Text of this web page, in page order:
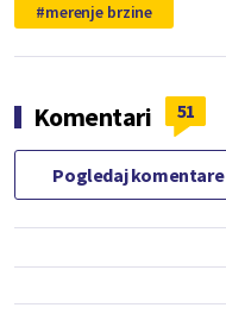
merenje brzine
Komentari 51
Pogledaj komentare